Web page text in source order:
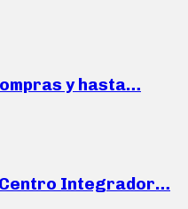
y hasta…
Centro Integrador…